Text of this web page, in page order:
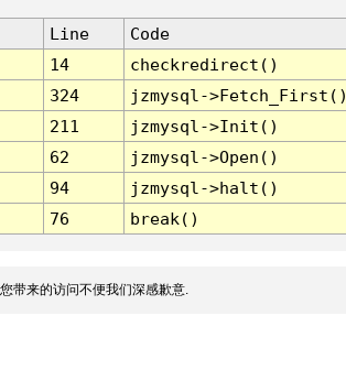
Line
Code
14
checkredirect()
324
jzmysql-
211
jzmysql->Init()
62
jzmysql->Open()
94
jzmysql->halt()
76 break()
带来的访问不便我们深感歉意.